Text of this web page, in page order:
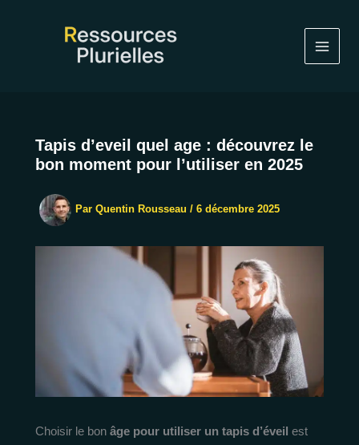
Tapis d’eveil quel age : découvrez le
bon moment pour l’utiliser en 2025
Par Quentin Rousseau / 6 décembre 2025
Choisir le bon âge pour utiliser un tapis d’éveil est